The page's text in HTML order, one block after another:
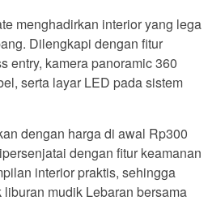
menghadirkan interior yang lega
Dilengkapi dengan fitur
entry, kamera panoramic 360
serta layar LED pada sistem
dengan harga di awal Rp300
dengan fitur keamanan
interior praktis, sehingga
mudik Lebaran bersama